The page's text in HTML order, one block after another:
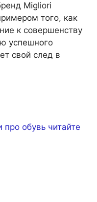
Migliori
того, как
к совершенству
успешного
свой след в
про обувь читайте